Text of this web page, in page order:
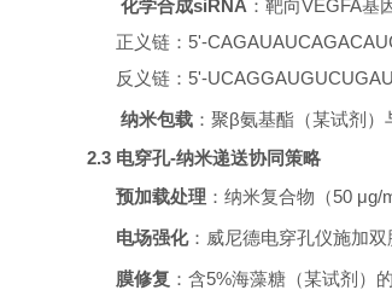
化学合成siRNA ：靶向VEGFA基
正义链： 5'-
反义链： 5'-
纳米包载 ：聚β氨基酯（某试剂
2.3 电穿孔-纳米递送协同策略
预加载处理 ：纳米复合物（50
电场强化：威尼德电穿孔仪施加双
膜修复 ：含5%海藻糖（某试剂）